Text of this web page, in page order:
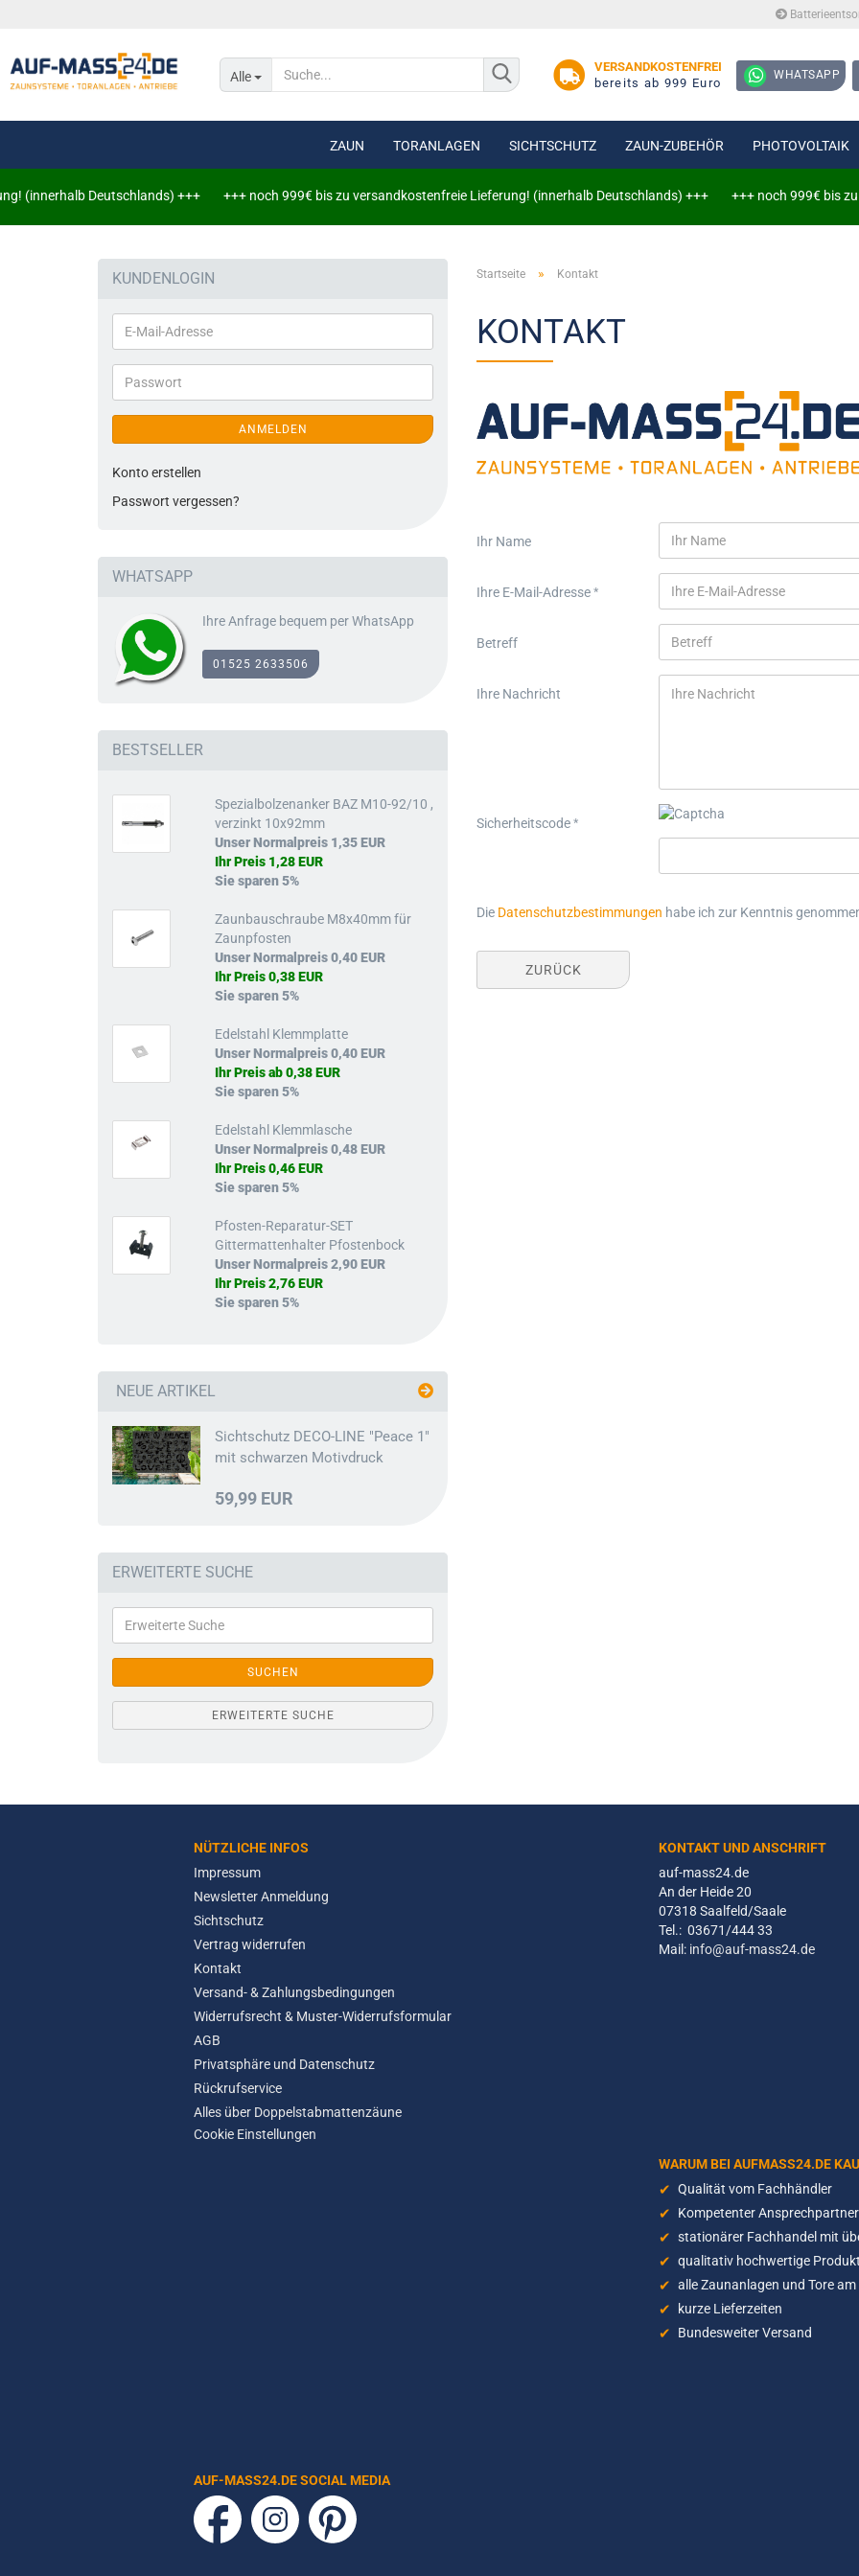
Alle
VERSANDKOSTENFREI
bereits ab 999 Euro
WHATSAPP
ZAUN
Doppelstabmattenzaun 8/6/8
TORANLAGEN
Zaun-, Tor- und Wandanschlüsse
SICHTSCHUTZ ZAUN-ZUBEHÖR
Leuchtschiene
PHOTOVOLTAIK
Deutschlands) ++++++ noch 999€ bis zu versandkostenfreie Lieferung! (innerhalb Deutschlands) ++++++ noch 999€ bis zu
Startseite » Kontakt
KONTAKT
Ihr Name
Ihre E-Mail-Adresse
Betreff
Ihre Nachricht
Sicherheitscode
Die Datenschutzbestimmungen habe ich zur Kenntnis
ZURÜCK
KUNDENLOGIN
ANMELDEN
Konto erstellen
Passwort vergessen?
WHATSAPP
Ihre Anfrage bequem per WhatsApp
01525 2633506
BESTSELLER
Spezialbolzenanker BAZ M10-92/10 ,
verzinkt 10x92mm
Unser Normalpreis 1,35 EUR
Ihr Preis 1,28 EUR
Sie sparen 5%
Zaunbauschraube M8x40mm für
Zaunpfosten
Unser Normalpreis 0,40 EUR
Ihr Preis 0,38 EUR
Sie sparen 5%
Edelstahl Klemmplatte
Unser Normalpreis 0,40 EUR
Ihr Preis ab 0,38 EUR
Sie sparen 5%
Edelstahl Klemmlasche
Unser Normalpreis 0,48 EUR
Ihr Preis 0,46 EUR
Sie sparen 5%
Pfosten-Reparatur-SET
Gittermattenhalter Pfostenbock
Unser Normalpreis 2,90 EUR
Ihr Preis 2,76 EUR
Sie sparen 5%
NEUE ARTIKEL
Sichtschutz DECO-LINE "Peace 1"
mit schwarzen Motivdruck
59,99 EUR
ERWEITERTE SUCHE
SUCHEN
ERWEITERTE SUCHE
NÜTZLICHE INFOS
Impressum
Newsletter Anmeldung
Sichtschutz
Vertrag widerrufen
Kontakt
Versand- & Zahlungsbedingungen
Widerrufsrecht & Muster-Widerrufsformular
AGB
Privatsphäre und Datenschutz
Rückrufservice
Alles über Doppelstabmattenzäune
Cookie Einstellungen
KONTAKT UND ANSCHRIFT
auf-mass24.de
An der Heide 20
07318 Saalfeld/Saale
Tel.: 03671/444 33
Mail: info@auf-mass24.de
WARUM BEI AUFMASS24.DE
Qualität vom Fachhändler
Kompetenter
stationärer Fachhandel mit
qualitativ hochwertige
alle Zaunanlagen und Tore
kurze Lieferzeiten
Bundesweiter Versand
AUF-MASS24.DE SOCIAL MEDIA